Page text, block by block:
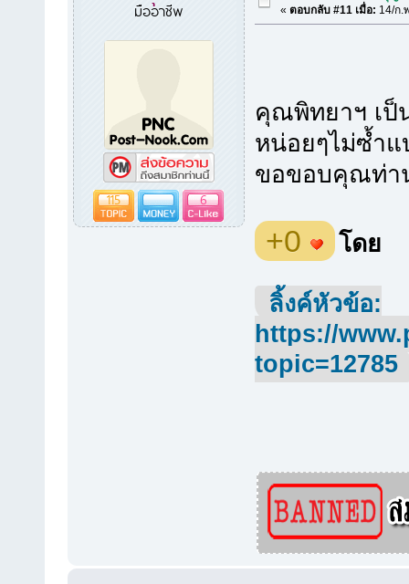
มืออาชีพ
115 6
«ตอบกลับ #11 เมื่อ: 14/ก.
คุณพิทยาฯ เป็
หน่อยๆไม่ซ้ำแ
ขอขอบคุณท่า
+0 โดย
ลิ้งค์หัวข้อ:
https://
topic=12785